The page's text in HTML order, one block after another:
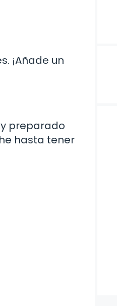
¡Añade un
preparado
hasta tener